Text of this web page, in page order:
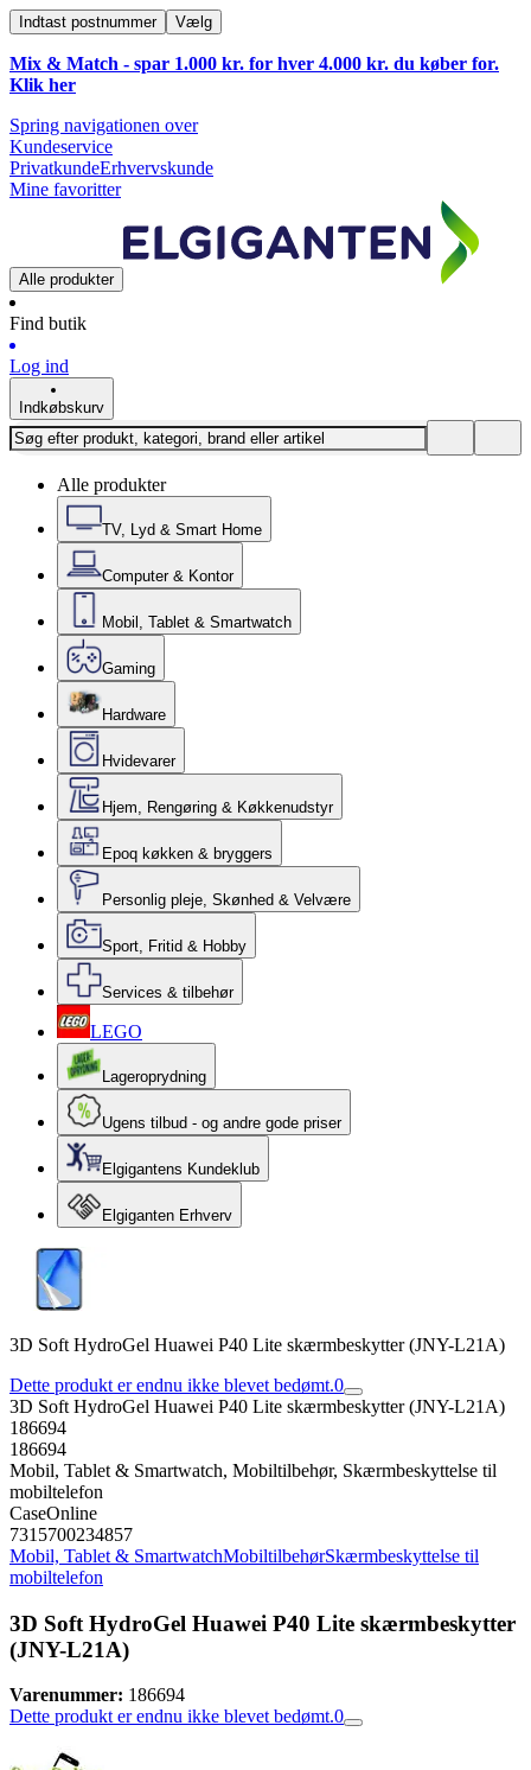
Indtast postnummer Vælg
Mix & Match - spar 1.000 kr. for hver 4.000 kr. du køber for.
Klik her
Spring navigationen over
Kundeservice
PrivatkundeErhvervskunde
Mine favoritter
Alle produkter
Find butik
Log ind
Indkøbskurv
Alle produkter
TV, Lyd & Smart Home
Computer & Kontor
Mobil, Tablet & Smartwatch
Gaming
Hardware
Hvidevarer
Hjem, Rengøring & Køkkenudstyr
Epoq køkken & bryggers
Personlig pleje, Skønhed & Velvære
Sport, Fritid & Hobby
Services & tilbehør
LEGO
Lageroprydning
Ugens tilbud - og andre gode priser
Elgigantens Kundeklub
Elgiganten Erhverv
3D Soft HydroGel Huawei P40 Lite skærmbeskytter (JNY-L21A)
Dette produkt er endnu ikke blevet bedømt.0
3D Soft HydroGel Huawei P40 Lite skærmbeskytter (JNY-L21A)
186694
186694
Mobil, Tablet & Smartwatch, Mobiltilbehør, Skærmbeskyttelse til
mobiltelefon
CaseOnline
7315700234857
Mobil, Tablet & SmartwatchMobiltilbehørSkærmbeskyttelse til
mobiltelefon
3D Soft HydroGel Huawei P40 Lite skærmbeskytter
(JNY-L21A)
Varenummer: 186694
Dette produkt er endnu ikke blevet bedømt.0